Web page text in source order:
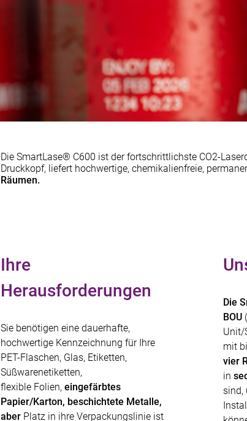
Die SmartLase® C600 ist der fortschrittlichste CO2-
Druckkopf, liefert hochwertige, chemikalienfreie,
Räumen.
Ihre
Herausforderungen
Sie benötigen eine dauerhafte,
hochwertige Kennzeichnung für Ihre
PET-Flaschen, Glas, Etiketten,
Süßwarenetiketten,
flexible Folien,eingefärbtes
Papier/Karton, beschichtete Metalle,
aber Platz in ihre Verpackungslinie ist
Die
BOU
Unit/
mit
vier
in
sind,